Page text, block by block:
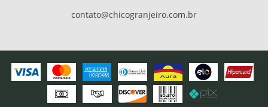
contato@chicogranjeiro.com.br